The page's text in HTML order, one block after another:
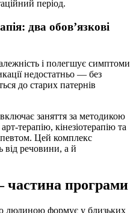
період.
два обов’язкові
і полегшує симптоми
недостатньо — без
до старих патернів
заняття за методикою
терапію, кінезіотерапію та
Цей комплекс
від речовини, а й
частина програми
людиною формує у близьких